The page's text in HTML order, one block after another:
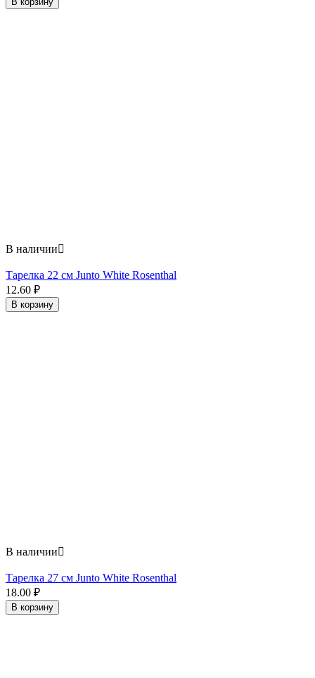
В наличии
Тарелка 22 см Junto White Rosenthal
12.60 ₽
В корзину
В наличии
Тарелка 27 см Junto White Rosenthal
18.00 ₽
В корзину